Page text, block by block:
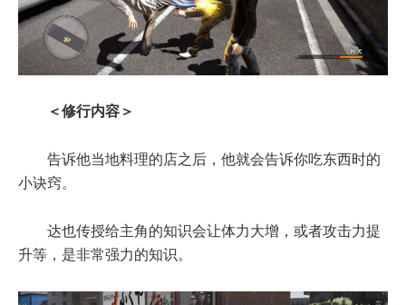
＜修行内容＞
告诉他当地料理的店之后，他就会告诉你吃东西时的
小诀窍。
达也传授给主角的知识会让体力大增，或者攻击力提
升等，是非常强力的知识。